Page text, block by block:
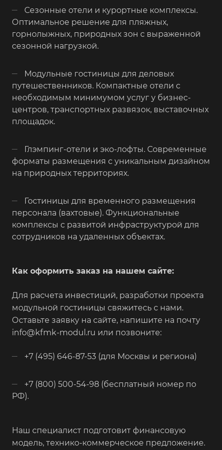
Сезонные отели и курортные комплексы.
Оптимальное решение для пляжных,
горнолыжных, природных зон с выраженной
сезонной нагрузкой.
Модульные гостиницы для деловых
путешественников. Компактные отели с
необходимым минимумом услуг у бизнес-
центров, транспортных развязок, выставочных
площадок.
Глэмпинг-отели и эко-лофты. Современные
форматы размещения с уникальным дизайном
на природных территориях.
Гостиницы для временного размещения
персонала (вахтовые). Функциональные
комплексы с развитой инфраструктурой для
сотрудников на удаленных объектах.
Как оформить заказ на нашем сайте:
Для расчета инвестиций, разработки проекта
модульной гостиницы свяжитесь с нами.
Оставьте заявку на сайте, напишите на почту
info@kfmk-modul.ru или позвоните:
+7 (495) 646-87-53 (для Москвы и региона)
+7 (800) 500-54-98 (бесплатный номер по
РФ).
Наш специалист подготовит финансовую
модель, технико-коммерческое предложение.